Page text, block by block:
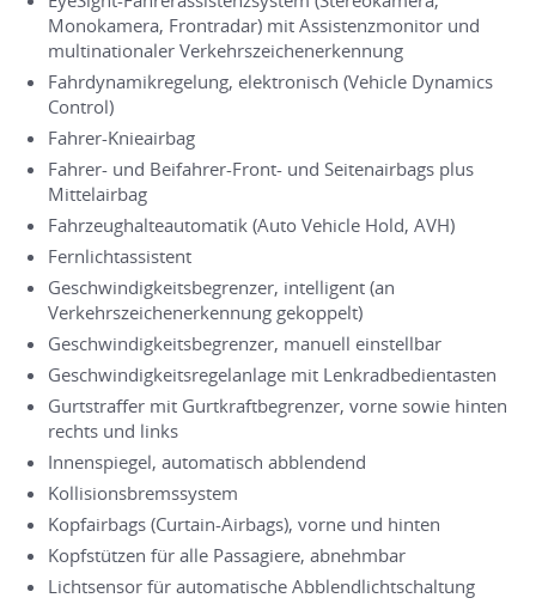
Monokamera, Frontradar) mit Assistenzmonitor und
multinationaler Verkehrszeichenerkennung
Fahrdynamikregelung, elektronisch (Vehicle Dynamics
Control)
Fahrer-Knieairbag
Fahrer- und Beifahrer-Front- und Seitenairbags plus
Mittelairbag
Fahrzeughalteautomatik (Auto Vehicle Hold, AVH)
Fernlichtassistent
Geschwindigkeitsbegrenzer, intelligent (an
Verkehrszeichenerkennung gekoppelt)
Geschwindigkeitsbegrenzer, manuell einstellbar
Geschwindigkeitsregelanlage mit Lenkradbedientasten
Gurtstraffer mit Gurtkraftbegrenzer, vorne sowie hinten
rechts und links
Innenspiegel, automatisch abblendend
Kollisionsbremssystem
Kopfairbags (Curtain-Airbags), vorne und hinten
Kopfstützen für alle Passagiere, abnehmbar
Lichtsensor für automatische Abblendlichtschaltung